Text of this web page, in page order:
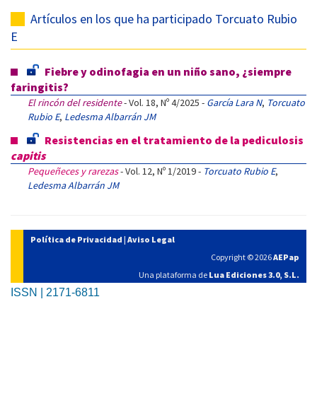
Artículos en los que ha participado Torcuato Rubio
E
Fiebre y odinofagia en un niño sano, ¿siempre
faringitis?
El rincón del residente- Vol. 18, Nº 4/2025 - García Lara N, Torcuato
Rubio E, Ledesma Albarrán JM
Resistencias en el tratamiento de la pediculosis
capitis
Pequeñeces y rarezas- Vol. 12, Nº 1/2019 - Torcuato Rubio E,
Ledesma Albarrán JM
Política de Privacidad | Aviso Legal
Copyright © 2026AEPap
Una plataforma de Lua Ediciones 3.0, S.L.
ISSN | 2171-6811